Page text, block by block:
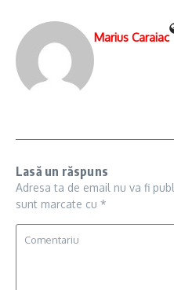
Marius Caraiac
Lasă un răspuns
Adresa ta de email nu va fi
sunt marcate cu *